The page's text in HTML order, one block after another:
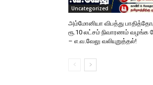
Uncategorized
அம்மோனியா விபத்து
ரூ.10 லட்சம் நிவாரணம் வழங்க
– எ.வ.வேலு வலியுறுத்தல்!